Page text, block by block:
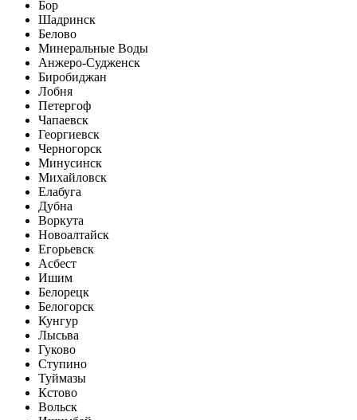
Бор
Шадринск
Белово
Минеральные Воды
Анжеро-Судженск
Биробиджан
Лобня
Петергоф
Чапаевск
Георгиевск
Черногорск
Минусинск
Михайловск
Елабуга
Дубна
Воркута
Новоалтайск
Егорьевск
Асбест
Ишим
Белорецк
Белогорск
Кунгур
Лысьва
Гуково
Ступино
Туймазы
Кстово
Вольск